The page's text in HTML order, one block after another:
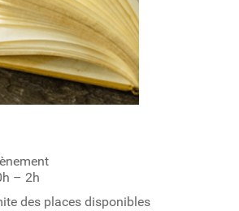
– 2h
des places disponibles